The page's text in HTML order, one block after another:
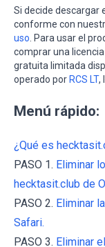
Si decide descargar
conforme con
uso . Para usar el
comprar una
gratuita limitada
operado por RCS LT,
Menú rápido:
¿Qué es
PASO 1. Eliminar
hecktasit.club de
PASO 2. Eliminar
Safari.
PASO 3. Eliminar